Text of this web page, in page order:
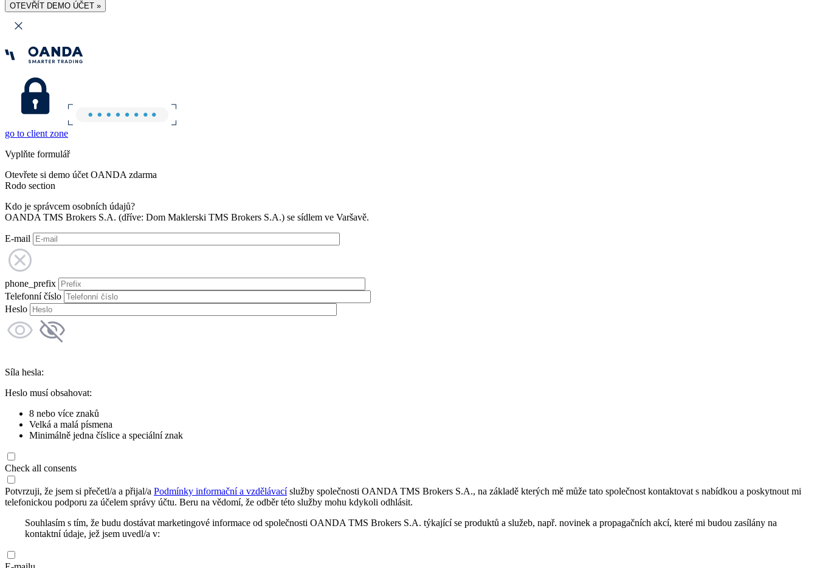
OTEVŘÍT DEMO ÚČET »
go to client zone
Vyplňte formulář
Otevřete si demo účet OANDA zdarma
Rodo section
Kdo je správcem osobních údajů?
OANDA TMS Brokers S.A. (dříve: Dom Maklerski TMS Brokers S.A.) se sídlem ve Varšavě.
E-mail
phone_prefix
Telefonní číslo
Heslo
Síla hesla:
Heslo musí obsahovat:
8 nebo více znaků
Velká a malá písmena
Minimálně jedna číslice a speciální znak
Check all consents
Potvrzuji, že jsem si přečetl/a a přijal/a Podmínky informační a vzdělávacíslužby společnosti OANDA TMS Brokers S.A., na základě kterých mě může tato společnost kontaktovat s nabídkou a poskytnout mi
telefonickou podporu za účelem správy účtu. Beru na vědomí, že odběr této služby mohu kdykoli odhlásit.
Souhlasím s tím, že budu dostávat marketingové informace od společnosti OANDA TMS Brokers S.A. týkající se produktů a služeb, např. novinek a propagačních akcí, které mi budou zasílány na
kontaktní údaje, jež jsem uvedl/a v: